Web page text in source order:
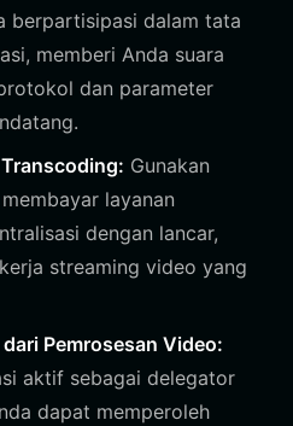
berpartisipasi dalam tata
memberi Anda suara
dan parameter
Gunakan
layanan
dengan lancar,
streaming video yang
Pemrosesan Video:
aktif sebagai delegator
dapat memperoleh